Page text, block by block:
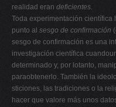
realidad eran deficientes.
Toda experimentación científica
punto al sesgo de confirmación
sesgo de confirmación es una
investigación científica
determinado y, por lotanto,
paraobtenerlo. También la
sticiones, las tradiciones o la
hacer que valore más unos